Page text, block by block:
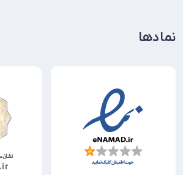
نمادها